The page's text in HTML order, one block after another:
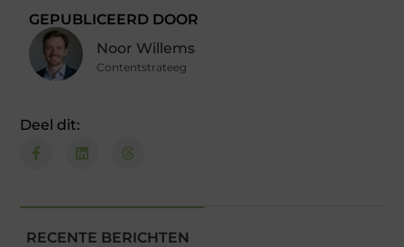
GEPUBLICEERD DOOR
Noor Willems
Contentstrateeg
Deel dit:
RECENTE BERICHTEN